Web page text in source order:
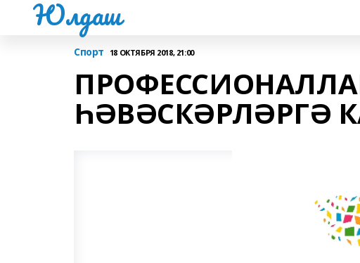
Юлдаш
Спорт 18 ОКТЯБРЯ 2018, 21:00
ҺӘВӘСКӘРЛӘРГӘ